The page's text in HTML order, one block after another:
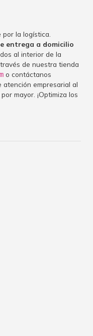
por la logística.
entrega a domicilio
al interior de la
de nuestra tienda
o contáctanos
empresarial al
mayor. ¡Optimiza los